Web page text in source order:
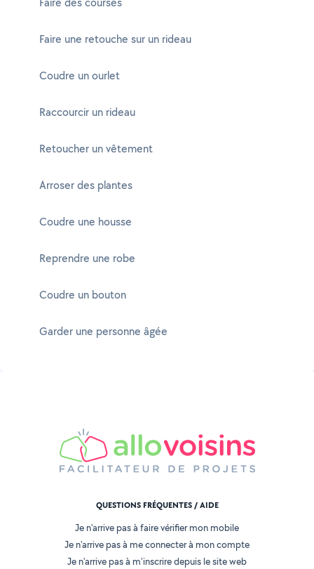
Faire une retouche sur un rideau
Coudre un ourlet
Raccourcir un rideau
Retoucher un vêtement
Arroser des plantes
Coudre une housse
Reprendre une robe
Coudre un bouton
Garder une personne âgée
QUESTIONS FRÉQUENTES / AIDE
Je n'arrive pas à faire vérifier mon mobile
Je n'arrive pas à me connecter à mon compte
Je n'arrive pas à m'inscrire depuis le site web